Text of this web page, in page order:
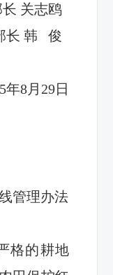
关志鸥
长 韩 俊
29日
管理办法
格的耕地